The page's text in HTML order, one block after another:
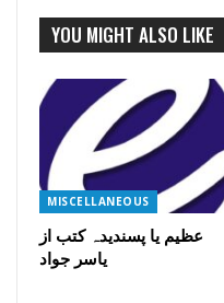
YOU MIGHT ALSO LIKE
MISCELLANEOUS
عظیم یا پسندیدہ کتب از
یاسر جواد